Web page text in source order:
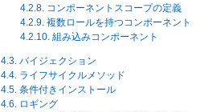
4.2.8. コンポーネントスコープの定義
4.2.9. 複数ロールを持つコンポーネント
4.2.10. 組み込みコンポーネント
4.3. バイジェクション
4.4. ライフサイクルメソッド
4.5. 条件付きインストール
4.6. ロギング